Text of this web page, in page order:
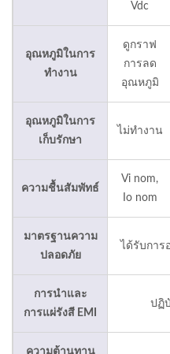
Vdc
อุณหภูมิในการ
ทำงาน
ดูกราฟ
การลด
อุณหภูมิ
อุณหภูมิในการ
เก็บรักษา
ไม่ทำงาน
ความชื้นสัมพัทธ์
Vi nom,
Io nom
มาตรฐานความ
ปลอดภัย
ได้รับการ
การนำและ
การแผ่รังสี EMI
ปฏิ
ความต้านทาน